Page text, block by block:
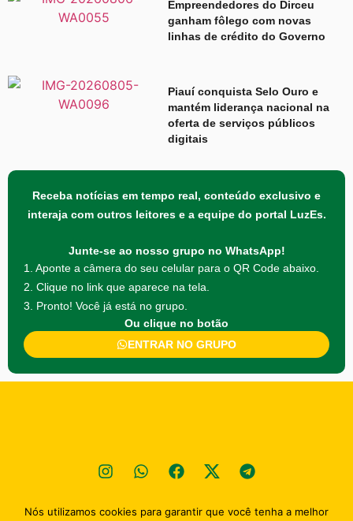
Empreendedores do Dirceu
ganham fôlego com novas
linhas de crédito do Governo
Piauí conquista Selo Ouro e
mantém liderança nacional na
oferta de serviços públicos
digitais
Receba notícias em tempo real, conteúdo exclusivo e
interaja com outros leitores e a equipe do portal LuzEs.
Junte-se ao nosso grupo no WhatsApp!
1. Aponte a câmera do seu celular para o QR Code abaixo.
2. Clique no link que aparece na tela.
3. Pronto! Você já está no grupo.
Ou clique no botão
ENTRAR NO GRUPO
Política de privacidade
Nós utilizamos cookies para garantir que você tenha a melhor